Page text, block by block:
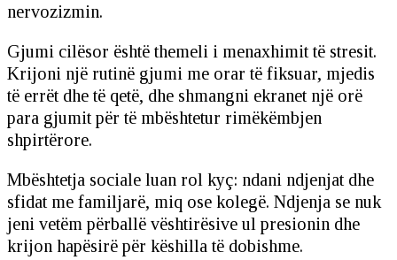
nervozizmin.
Gjumi cilësor është themeli i menaxhimit të stresit.
Krijoni një rutinë gjumi me orar të fiksuar, mjedis
të errët dhe të qetë, dhe shmangni ekranet një orë
para gjumit për të mbështetur rimëkëmbjen
shpirtërore.
Mbështetja sociale luan rol kyç: ndani ndjenjat dhe
sfidat me familjarë, miq ose kolegë. Ndjenja se nuk
jeni vetëm përballë vështirësive ul presionin dhe
krijon hapësirë për këshilla të dobishme.